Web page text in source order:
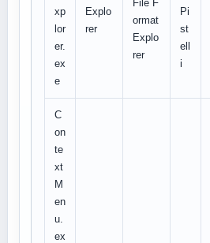
xp
lor
er.
ex
e
Explo
rer
File F
ormat
Explo
rer
Pi
st
ell
i
C
on
te
xt
M
en
u.
ex